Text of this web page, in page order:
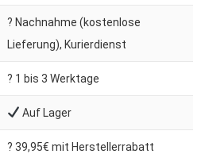
? Nachnahme (kostenlose
Lieferung), Kurierdienst
?️ 1 bis 3 Werktage
Auf Lager
? 39,95€ mit Herstellerrabatt